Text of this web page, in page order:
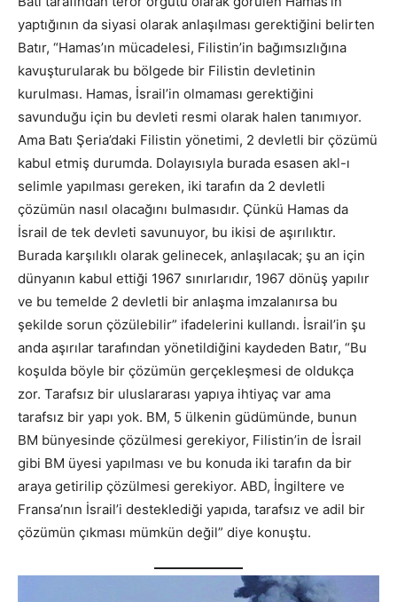
yaptığının da siyasi olarak anlaşılması gerektiğini belirten
Batır, “Hamas’ın mücadelesi, Filistin’in bağımsızlığına
kavuşturularak bu bölgede bir Filistin devletinin
kurulması. Hamas, İsrail’in olmaması gerektiğini
savunduğu için bu devleti resmi olarak halen tanımıyor.
Ama Batı Şeria’daki Filistin yönetimi, 2 devletli bir çözümü
kabul etmiş durumda. Dolayısıyla burada esasen akl-ı
selimle yapılması gereken, iki tarafın da 2 devletli
çözümün nasıl olacağını bulmasıdır. Çünkü Hamas da
İsrail de tek devleti savunuyor, bu ikisi de aşırılıktır.
Burada karşılıklı olarak gelinecek, anlaşılacak; şu an için
dünyanın kabul ettiği 1967 sınırlarıdır, 1967 dönüş yapılır
ve bu temelde 2 devletli bir anlaşma imzalanırsa bu
şekilde sorun çözülebilir” ifadelerini kullandı. İsrail’in şu
anda aşırılar tarafından yönetildiğini kaydeden Batır, “Bu
koşulda böyle bir çözümün gerçekleşmesi de oldukça
zor. Tarafsız bir uluslararası yapıya ihtiyaç var ama
tarafsız bir yapı yok. BM, 5 ülkenin güdümünde, bunun
BM bünyesinde çözülmesi gerekiyor, Filistin’in de İsrail
gibi BM üyesi yapılması ve bu konuda iki tarafın da bir
araya getirilip çözülmesi gerekiyor. ABD, İngiltere ve
Fransa’nın İsrail’i desteklediği yapıda, tarafsız ve adil bir
çözümün çıkması mümkün değil” diye konuştu.